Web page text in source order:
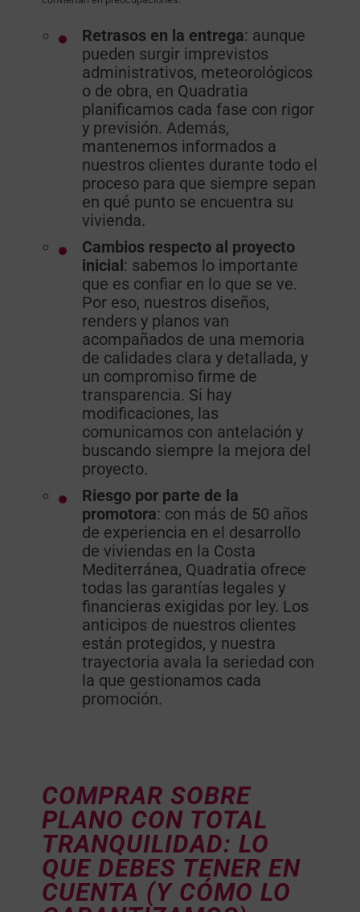
Retrasos en la entrega: aunque
pueden surgir imprevistos
administrativos, meteorológicos
o de obra, en Quadratia
planificamos cada fase con rigor
y previsión. Además,
mantenemos informados a
nuestros clientes durante todo el
proceso para que siempre sepan
en qué punto se encuentra su
vivienda.
Cambios respecto al proyecto
inicial : sabemos lo importante
que es confiar en lo que se ve.
Por eso, nuestros diseños,
renders y planos van
acompañados de una memoria
de calidades clara y detallada, y
un compromiso firme de
transparencia. Si hay
modificaciones, las
comunicamos con antelación y
buscando siempre la mejora del
proyecto.
Riesgo por parte de la
promotora: con más de 50 años
de experiencia en el desarrollo
de viviendas en la Costa
Mediterránea, Quadratia ofrece
todas las garantías legales y
financieras exigidas por ley. Los
anticipos de nuestros clientes
están protegidos, y nuestra
trayectoria avala la seriedad con
la que gestionamos cada
promoción.
COMPRAR SOBRE
PLANO CON TOTAL
TRANQUILIDAD: LO
QUE DEBES TENER EN
CUENTA (Y CÓMO LO